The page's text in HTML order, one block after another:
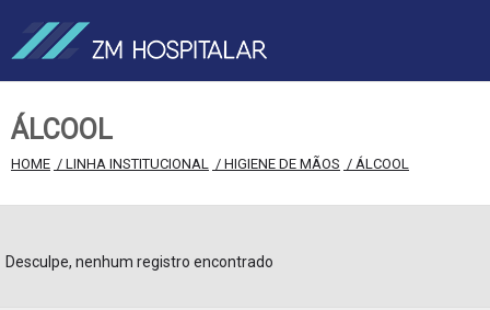
ÁLCOOL
HOME / LINHA INSTITUCIONAL / HIGIENE DE MÃOS / ÁLCOOL
Desculpe, nenhum registro encontrado